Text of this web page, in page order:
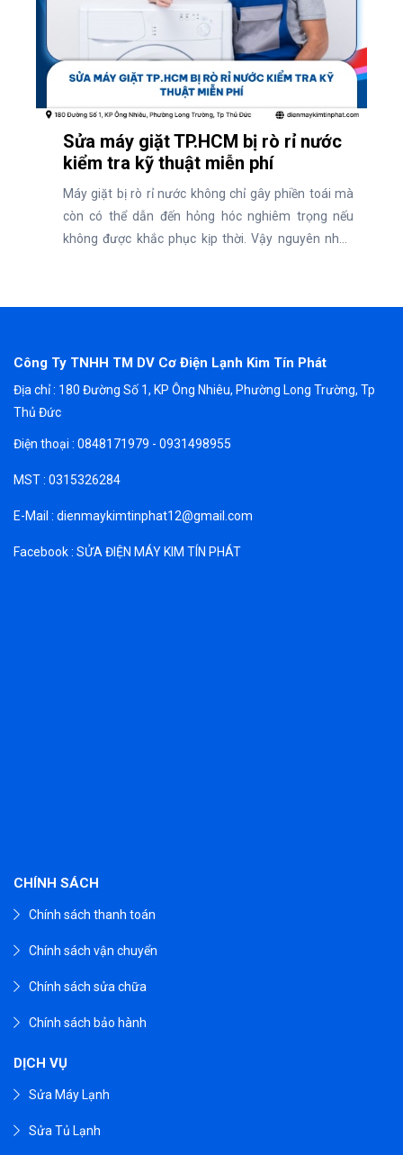
Sửa máy giặt TP.HCM bị rò rỉ nước
kiểm tra kỹ thuật miễn phí
Máy giặt bị rò rỉ nước không chỉ gây phiền toái mà
còn có thể dẫn đến hỏng hóc nghiêm trọng nếu
không được khắc phục kịp thời. Vậy nguyên nhân
thuật miễn phí và cam kết chất lượng.
Công Ty TNHH TM DV Cơ Điện Lạnh Kim Tín Phát
Địa chỉ : 180 Đường Số 1, KP Ông Nhiêu, Phường Long Trường, Tp
Thủ Đức
Điện thoại : 0848171979 - 0931498955
MST : 0315326284
E-Mail : dienmaykimtinphat12@gmail.com
Facebook : SỬA ĐIỆN MÁY KIM TÍN PHÁT
CHÍNH SÁCH
Chính sách thanh toán
Chính sách vận chuyển
Chính sách sửa chữa
Chính sách bảo hành
DỊCH VỤ
Sửa Máy Lạnh
Sửa Tủ Lạnh